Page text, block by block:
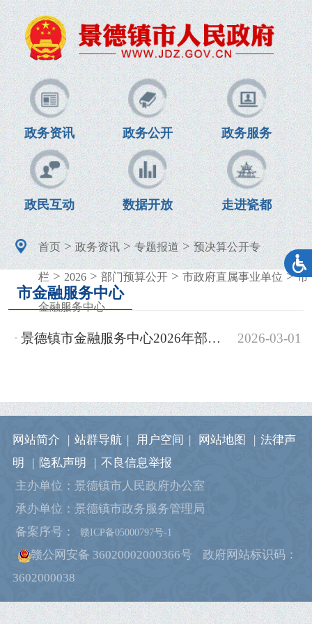
政务资讯 政务公开 政务服务
政民互动 数据开放 走进瓷都
首页>政务资讯>专题报道>预决算公开专
栏 > 2026> 部门预算公开> 市政府直属事业单位 >市
金融服务中心
市金融服务中心
2026-03-01
景德镇市金融服务中心2026年部门预算
网站简介 | 站群导航 | 用户空间 | 网站地图 | 法律声
明
| 隐私声明 | 不良信息举报
主办单位：景德镇市人民政府办公室
承办单位：景德镇市政务服务管理局
备案序号：
赣ICP备05000797号-1
赣公网安备 36020002000366号
政府网站标识码：
3602000038